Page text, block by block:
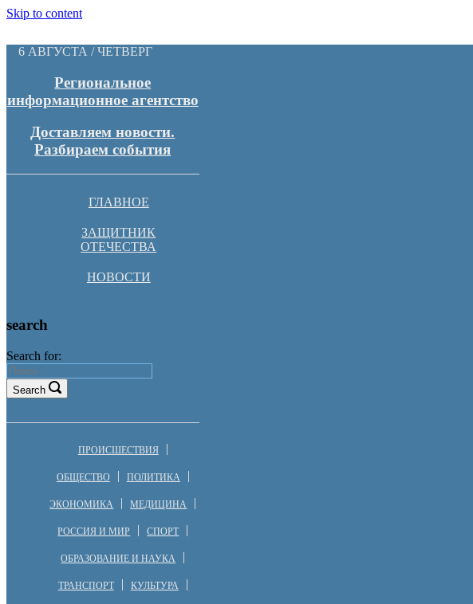
Skip to content
6 АВГУСТА / ЧЕТВЕРГ
Региональное
информационное агентство
Доставляем новости.
Разбираем события
ГЛАВНОЕ
ЗАЩИТНИК
ОТЕЧЕСТВА
НОВОСТИ
search
Search for:
Search
ПРОИСШЕСТВИЯ
ОБЩЕСТВО ПОЛИТИКА
ЭКОНОМИКА МЕДИЦИНА
РОССИЯ И МИР СПОРТ
ОБРАЗОВАНИЕ И НАУКА
ТРАНСПОРТ КУЛЬТУРА